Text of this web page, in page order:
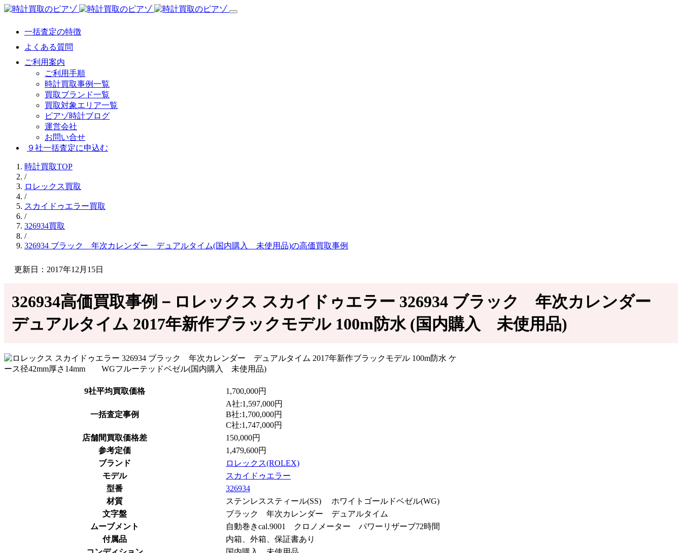
一括査定の特徴
よくある質問
ご利用案内
ご利用手順
時計買取事例一覧
買取ブランド一覧
買取対象エリア一覧
ピアゾ時計ブログ
運営会社
お問い合せ
９社一括査定に申込む
時計買取TOP
/
ロレックス買取
/
スカイドゥエラー買取
/
326934買取
/
326934 ブラック 年次カレンダー デュアルタイム(国内購入 未使用品)の高価買取事例
更新日：2017年12月15日
326934高価買取事例－ロレックス スカイドゥエラー 326934 ブラック 年次カレンダー
デュアルタイム 2017年新作ブラックモデル 100m防水 (国内購入 未使用品)
9社平均買取価格 1,700,000円
一括査定事例
A社:1,597,000円
B社:1,700,000円
C社:1,747,000円
店舗間買取価格差
150,000円
参考定価
1,479,600円
ブランド
ロレックス(ROLEX)
モデル
スカイドゥエラー
型番
326934
材質
ステンレススティール(SS) ホワイトゴールドベゼル(WG)
文字盤
ブラック 年次カレンダー デュアルタイム
ムーブメント
自動巻きcal.9001 クロノメーター パワーリザーブ72時間
付属品
内箱、外箱、保証書あり